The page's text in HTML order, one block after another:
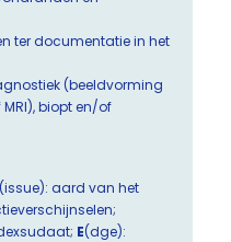
ter documentatie in het
(beeldvorming
biopt en/of
(issue): aard van het
E(dge):